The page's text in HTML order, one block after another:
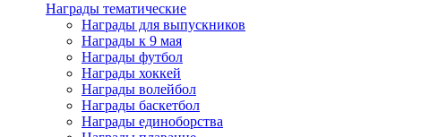
Награды тематические
Награды для выпускников
Награды к 9 мая
Награды футбол
Награды хоккей
Награды волейбол
Награды баскетбол
Награды единоборства